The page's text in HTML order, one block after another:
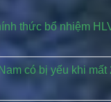
thức bổ nhiệm
có bị yếu khi mất